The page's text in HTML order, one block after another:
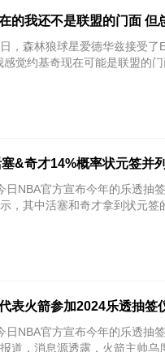
的我还不是联盟的门面 但
，森林狼球星爱德华兹接受
感觉约基奇现在可能是联盟的门
&奇才14%概率状元签并
日NBA官方宣布今年的乐透抽
，其中活塞和奇才拿到状元签
表火箭参加2024乐透抽签
日NBA官方宣布今年的乐透抽
道，消息源透露，火箭主帅乌